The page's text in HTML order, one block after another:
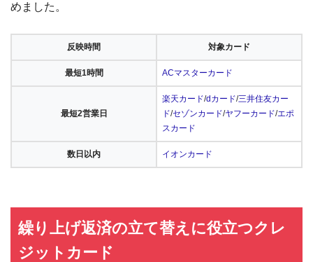
めました。
反映時間 対象カード
最短1時間 ACマスターカード
最短2営業日
楽天カード/dカード/三井住友カー
ド/セゾンカード/ヤフーカード/エポ
スカード
数日以内 イオンカード
繰り上げ返済の立て替えに役立つクレ
ジットカード